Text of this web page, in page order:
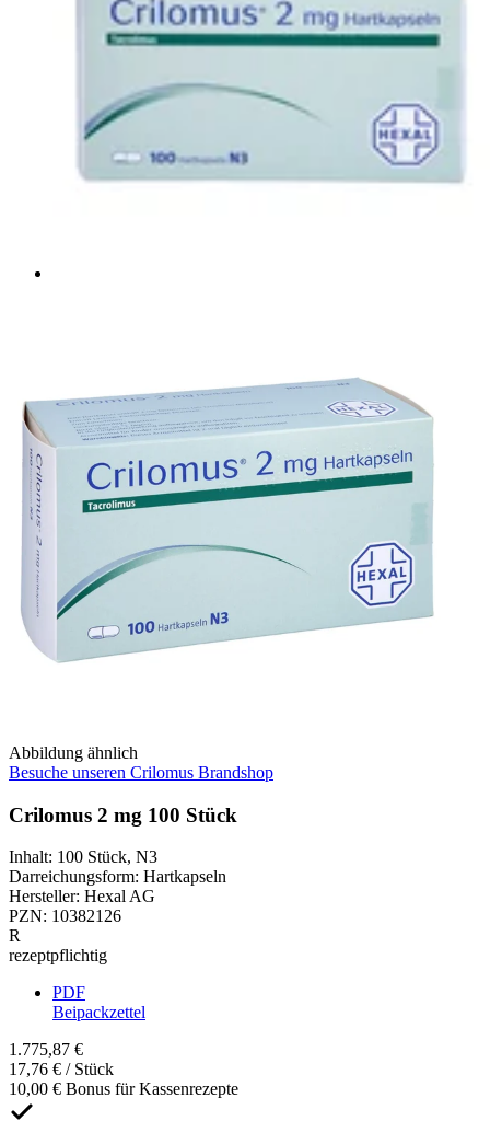
Abbildung ähnlich
Besuche unseren Crilomus Brandshop
Crilomus 2 mg 100 Stück
Inhalt: 100 Stück, N3
Darreichungsform: Hartkapseln
Hersteller: Hexal AG
PZN: 10382126
R
rezeptpflichtig
PDF
Beipackzettel
1.775,87 €
17,76 € / Stück
10,00 € Bonus für Kassenrezepte